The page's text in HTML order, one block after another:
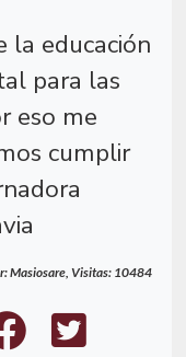
la educación
para las
eso me
cumplir
Masiosare, Visitas: 10484